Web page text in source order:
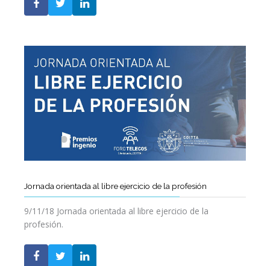
Jornada orientada al libre ejercicio de la profesión
9/11/18 Jornada orientada al libre ejercicio de la
profesión.